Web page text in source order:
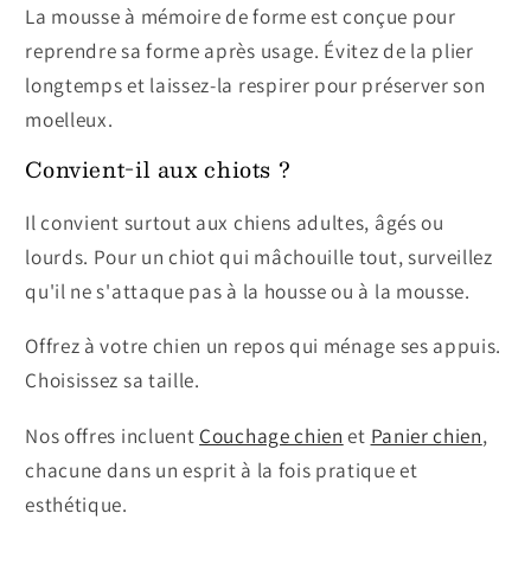
La mousse à mémoire de forme est conçue pour
reprendre sa forme après usage. Évitez de la plier
longtemps et laissez-la respirer pour préserver son
moelleux.
Convient-il aux chiots ?
Il convient surtout aux chiens adultes, âgés ou
lourds. Pour un chiot qui mâchouille tout, surveillez
qu'il ne s'attaque pas à la housse ou à la mousse.
Offrez à votre chien un repos qui ménage ses appuis.
Choisissez sa taille.
Nos offres incluent Couchage chien et Panier chien,
chacune dans un esprit à la fois pratique et
esthétique.